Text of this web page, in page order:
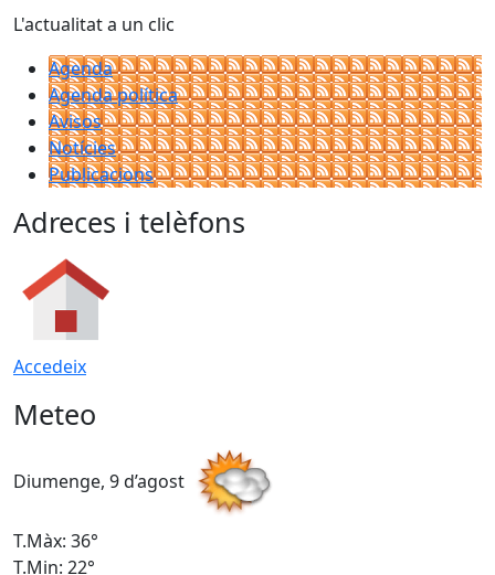
L'actualitat a un clic
Agenda
Agenda política
Avisos
Notícies
Publicacions
Adreces i telèfons
Accedeix
Meteo
Diumenge, 9 d’agost
T.Màx: 36°
T.Min: 22°